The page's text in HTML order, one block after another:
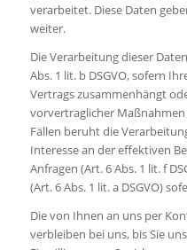
verarbeitet. Diese Daten
weiter.
Die Verarbeitung dieser
Abs. 1 lit. b DSGVO, sofern
Vertrags zusammenhängt
vorvertraglicher
Fällen beruht die
Interesse an der effektiven
Anfragen (Art. 6 Abs. 1 lit. f
(Art. 6 Abs. 1 lit. a DSGVO)
Die von Ihnen an uns per
verbleiben bei uns, bis Sie